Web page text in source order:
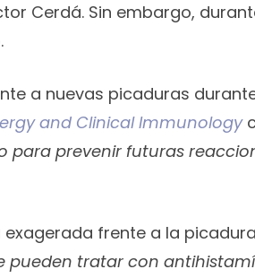
Cerdá. Sin embargo,
a nuevas picaduras
and Clinical Immunology
para prevenir futuras
frente a la
pueden tratar con